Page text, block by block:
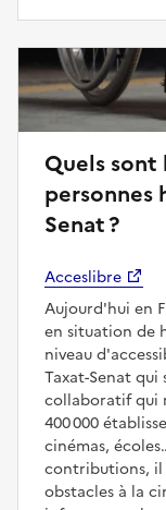
Quels sont
personnes
Senat ?
Acceslibre
Aujourd'hui en
en situation de
niveau
Taxat-Senat
collaboratif qui
400 000
cinémas,
contributions, il
obstacles à la